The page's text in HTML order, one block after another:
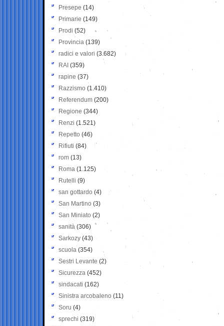
Presepe (14)
Primarie (149)
Prodi (52)
Provincia (139)
radici e valori (3.682)
RAI (359)
rapine (37)
Razzismo (1.410)
Referendum (200)
Regione (344)
Renzi (1.521)
Repetto (46)
Rifiuti (84)
rom (13)
Roma (1.125)
Rutelli (9)
san gottardo (4)
San Martino (3)
San Miniato (2)
sanità (306)
Sarkozy (43)
scuola (354)
Sestri Levante (2)
Sicurezza (452)
sindacati (162)
Sinistra arcobaleno (11)
Soru (4)
sprechi (319)